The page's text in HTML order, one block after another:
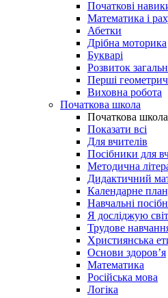
Початкові
Математика і
Абетки
Дрібна моторика
Букварі
Розвиток
Перші
Виховна робота
Початкова школа
Початкова школа
Показати всі
Для вчителів
Посібники для
Методична
Дидактичний
Календарне
Навчальні
Я досліджую світ
Трудове
Християнська
Основи здоров’я
Математика
Російська мова
Логіка